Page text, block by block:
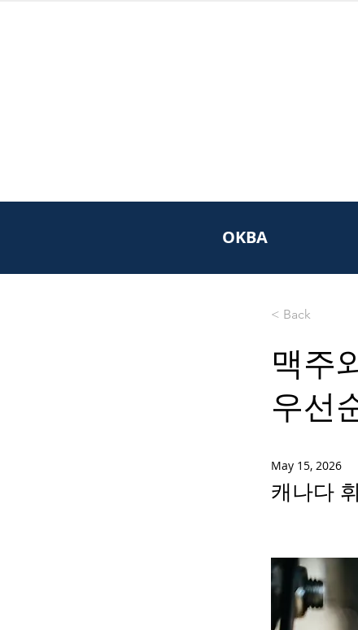
OKBA
< Back
맥주
우선
May 15, 2026
캐나다